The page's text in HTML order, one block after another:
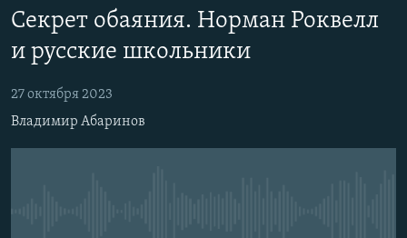
Вернутся
главной
Вернутся
поиску
МНЕНИЯ
КУЛЬТУРА
КАВКАЗ.РЕАЛИИ
СЕВЕР.РЕАЛИИ
CastBox
Секрет обаяния. Норман Роквелл
и русские школьники
27 октября 2023
Владимир Абаринов